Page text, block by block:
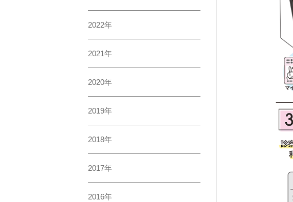
2022年
2021年
2020年
2019年
2018年
2017年
2016年